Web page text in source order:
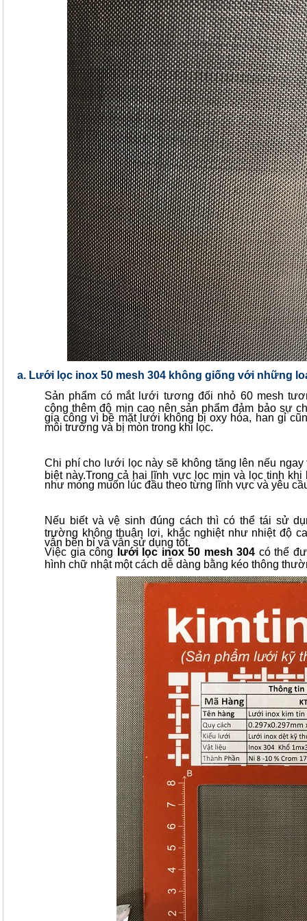
a. Lưới lọc inox 50 mesh 304 không giống với những
Sản phẩm có mắt lưới tương đối nhỏ 60 mesh
cộng thêm độ mịn cao nên sản phẩm đảm bảo sự
gia công vì bề mặt lưới không bị oxy hóa, han gỉ
môi trường và bị mòn trong khi lọc.
Chi phí cho lưới lọc này sẽ không tăng lên nếu
biệt này.Trong cả hai lĩnh vực lọc mịn và lọc tinh
như mong muốn lúc đầu theo từng lĩnh vực và yêu
Nếu biết và vệ sinh đúng cách thì có thể tái sử
trường không thuận lơi, khắc nghiệt như nhiệt độ
vẫn bền bỉ và vẫn sử dụng tốt.
Việc gia công lưới lọc inox50 mesh 304 có thể
hình chữ nhật một cách dễ dàng bằng kéo thông